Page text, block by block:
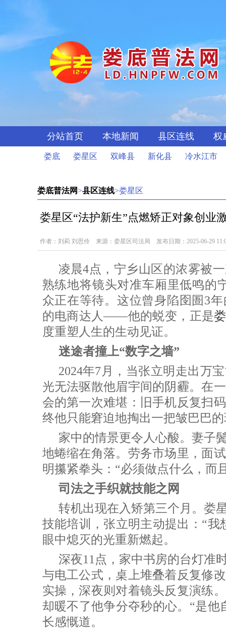
分站首页 本地新闻 县区连线 权
娄底 娄星区 双峰县 新化县 冷水江市
娄底普法网>县区连线>娄星区
娄星区“法护新生”点燃矫正对象创业
作者：刘莉 刘思伶 来源：娄星区司法局 发布日期：2025-06-29
凌晨4点，宁乡山区的浓雾被
熟练地将镜头对准车厢里低鸣的
众正在等待。这位曾身陷囹圄3
的电商达人——他的蜕变，正是
度重塑人生的生动见证。
迷途者撞上“数字之墙”
2024年7月，当张立明走出万
光无法驱散他眉宇间的阴霾。在
会的第一次难堪：旧手机反复扫
终他只能窘迫地掏出一把皱巴巴
家中的情景更令人心酸。妻子
地蜷缩在角落。劳务市场里，面
明攥紧拳头：“必须做点什么，而
司法之手织就技能之网
转机出现在入矫第三个月。娄
技能培训，张立明主动提出：“
眼中熄灭的光重新燃起。
深夜11点，家中书房的台灯准
与电工公式，桌上堆叠着反复修
实操，深夜则对着镜头反复演练
却暖不了他争分夺秒的心。“是
长感慨道。